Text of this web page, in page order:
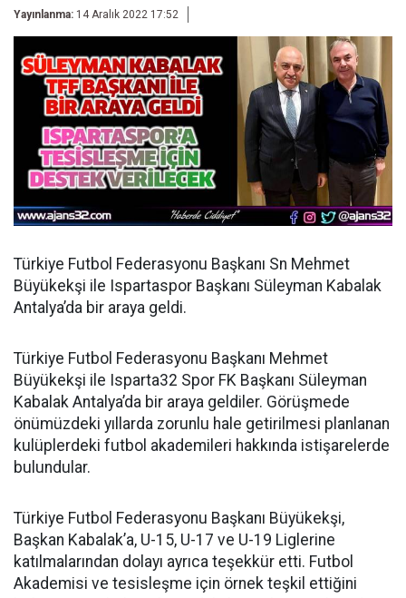
Yayınlanma: 14 Aralık 2022 17:52
Türkiye Futbol Federasyonu Başkanı Sn Mehmet
Büyükekşi ile Ispartaspor Başkanı Süleyman Kabalak
Antalya’da bir araya geldi.
Türkiye Futbol Federasyonu Başkanı Mehmet
Büyükekşi ile Isparta32 Spor FK Başkanı Süleyman
Kabalak Antalya’da bir araya geldiler. Görüşmede
önümüzdeki yıllarda zorunlu hale getirilmesi planlanan
kulüplerdeki futbol akademileri hakkında istişarelerde
bulundular.
Türkiye Futbol Federasyonu Başkanı Büyükekşi,
Başkan Kabalak’a, U-15, U-17 ve U-19 Liglerine
katılmalarından dolayı ayrıca teşekkür etti. Futbol
Akademisi ve tesisleşme için örnek teşkil ettiğini